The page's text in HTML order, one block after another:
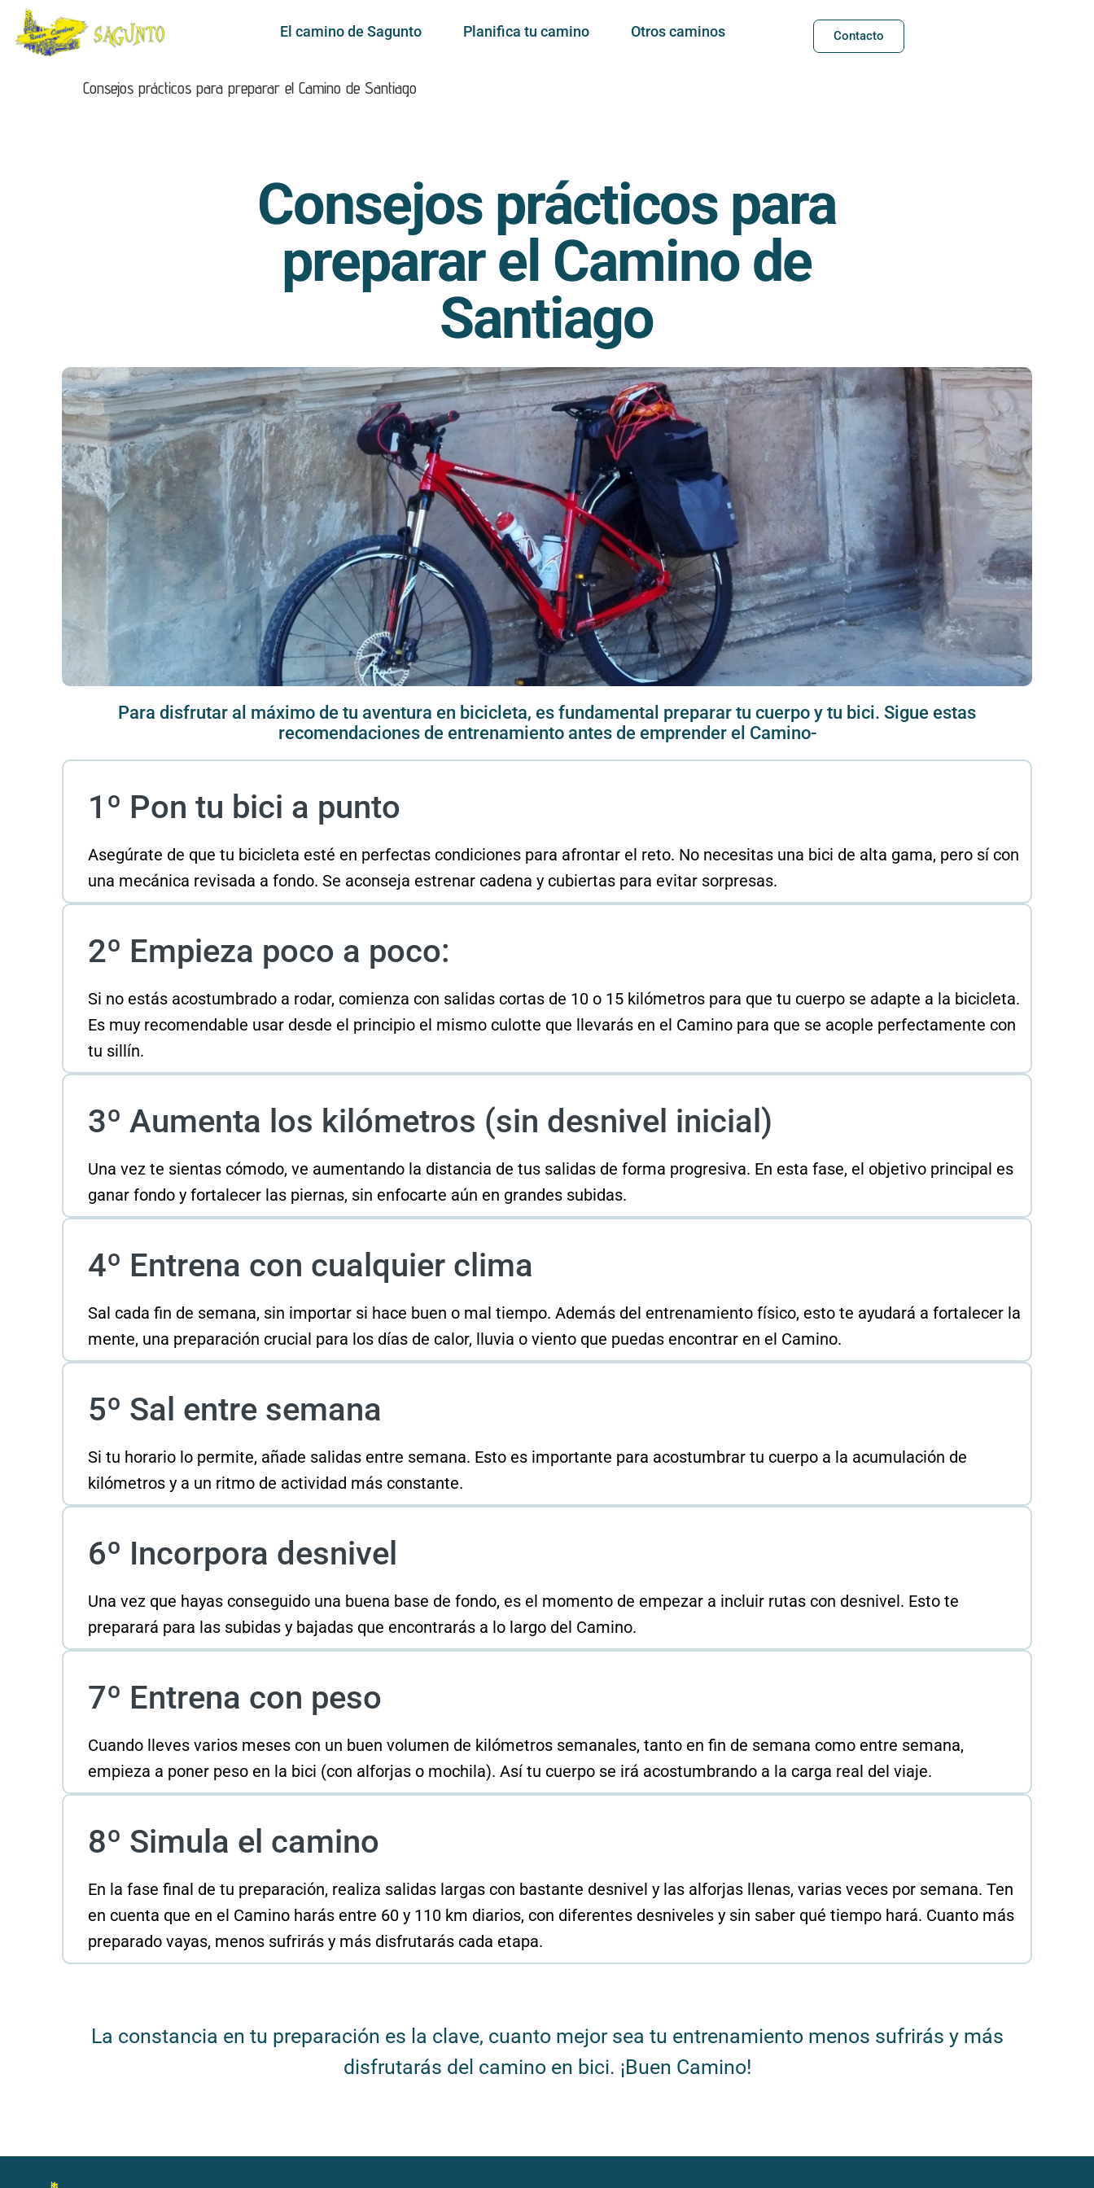
El camino de Sagunto Planifica tu camino Otros caminos Contacto
Consejos prácticos para preparar el Camino de Santiago
Consejos prácticos para
preparar el Camino de
Santiago
Para disfrutar al máximo de tu aventura en bicicleta, es fundamental preparar tu cuerpo y tu bici. Sigue estas
recomendaciones de entrenamiento antes de emprender el Camino-
1º Pon tu bici a punto
Asegúrate de que tu bicicleta esté en perfectas condiciones para afrontar el reto. No necesitas una bici de alta gama, pero sí con
una mecánica revisada a fondo. Se aconseja estrenar cadena y cubiertas para evitar sorpresas.
2º Empieza poco a poco:
Si no estás acostumbrado a rodar, comienza con salidas cortas de 10 o 15 kilómetros para que tu cuerpo se adapte a la bicicleta.
Es muy recomendable usar desde el principio el mismo culotte que llevarás en el Camino para que se acople perfectamente con
tu sillín.
3º Aumenta los kilómetros (sin desnivel inicial)
Una vez te sientas cómodo, ve aumentando la distancia de tus salidas de forma progresiva. En esta fase, el objetivo principal es
ganar fondo y fortalecer las piernas, sin enfocarte aún en grandes subidas.
4º Entrena con cualquier clima
Sal cada fin de semana, sin importar si hace buen o mal tiempo. Además del entrenamiento físico, esto te ayudará a fortalecer la
mente, una preparación crucial para los días de calor, lluvia o viento que puedas encontrar en el Camino.
5º Sal entre semana
Si tu horario lo permite, añade salidas entre semana. Esto es importante para acostumbrar tu cuerpo a la acumulación de
kilómetros y a un ritmo de actividad más constante.
6º Incorpora desnivel
Una vez que hayas conseguido una buena base de fondo, es el momento de empezar a incluir rutas con desnivel. Esto te
preparará para las subidas y bajadas que encontrarás a lo largo del Camino.
7º Entrena con peso
Cuando lleves varios meses con un buen volumen de kilómetros semanales, tanto en fin de semana como entre semana,
empieza a poner peso en la bici (con alforjas o mochila). Así tu cuerpo se irá acostumbrando a la carga real del viaje.
8º Simula el camino
En la fase final de tu preparación, realiza salidas largas con bastante desnivel y las alforjas llenas, varias veces por semana. Ten
en cuenta que en el Camino harás entre 60 y 110 km diarios, con diferentes desniveles y sin saber qué tiempo hará. Cuanto más
preparado vayas, menos sufrirás y más disfrutarás cada etapa.
La constancia en tu preparación es la clave, cuanto mejor sea tu entrenamiento menos sufrirás y más
disfrutarás del camino en bici. ¡Buen Camino!